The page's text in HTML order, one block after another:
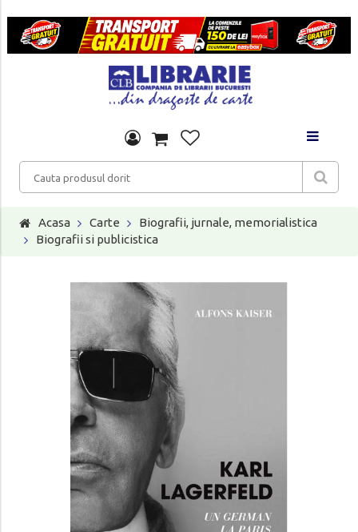
Acasa Carte
Biografii, jurnale, memorialistica
Biografii si publicistica